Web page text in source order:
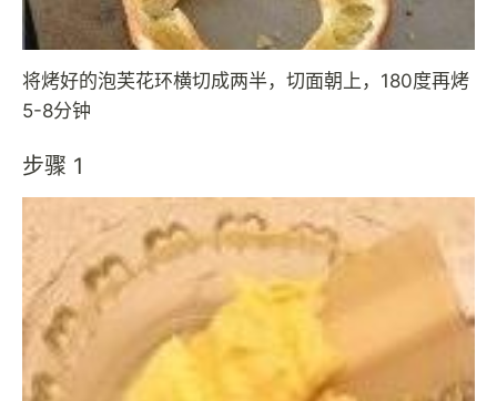
将烤好的泡芙花环横切成两半，切面朝上，180度再烤
5-8分钟
步骤 1